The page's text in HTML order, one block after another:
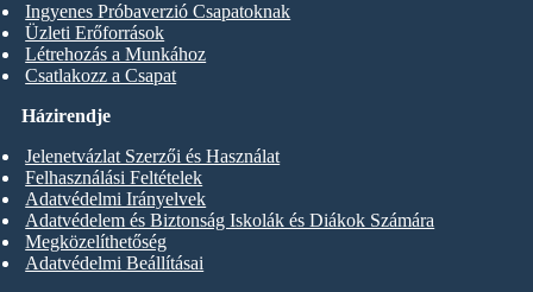
Ingyenes Próbaverzió Csapatoknak
Üzleti Erőforrások
Létrehozás a Munkához
Csatlakozz a Csapat
Házirendje
Jelenetvázlat Szerzői és Használat
Felhasználási Feltételek
Adatvédelmi Irányelvek
Adatvédelem és Biztonság Iskolák és Diákok Számára
Megközelíthetőség
Adatvédelmi Beállításai